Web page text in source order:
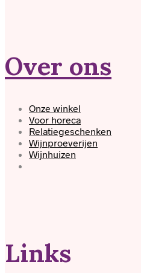
Over ons
Onze winkel
Voor horeca
Relatiegeschenken
Wijnproeverijen
Wijnhuizen
Links